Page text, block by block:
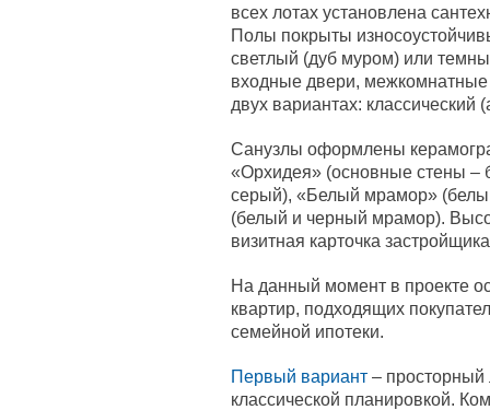
всех лотах установлена
Полы покрыты
светлый (дуб муром) или
входные двери, межкомнатные
двух вариантах: классический
Санузлы оформлены
«Орхидея» (основные стены –
серый), «Белый мрамор»
(белый и черный мрамор).
визитная карточка
На данный момент в проекте
квартир, подходящих
семейной ипотеки.
Первый вариант –
классической планировкой.